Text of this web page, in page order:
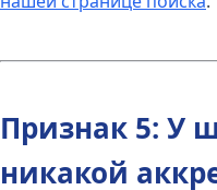
Признак 5: У
никакой